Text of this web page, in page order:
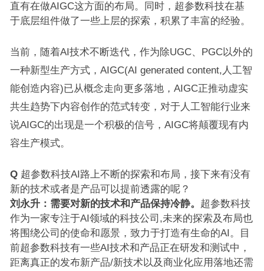
直有在做AIGC这方面的布局。同时，超参数科技在基
于底层组件做了一些上层的探索，积累了丰富的经验。
当前，随着AI技术不断迭代，作为除UGC、PGC以外的
一种新型生产方式，AIGC(AI generated content,人工智
能创造内容)已从概念走向更多落地，AIGC正推动虚实
共生趋势下内容创作的范式转变，对于人工智能行业来
说AIGC的出现是一个积极的信号，AIGC将颠覆现有内
容生产模式。
Q 超参数科技AI路上不断的探索和布局，接下来有没有
新的技术或者是产品可以提前透露的呢？
刘永升： 需要对新的技术和产品保持冷静。 超参数科技
作为一家专注于AI领域的科技公司,未来的探索及布局也
将围绕公司的使命和愿景，致力于打造有生命的AI。目
前超参数科技有一些AI技术和产品正在研发和测试中，
距离真正的发布新产品/新技术以及商业化应用落地还需